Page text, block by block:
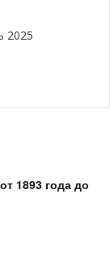
2025
1893 года до